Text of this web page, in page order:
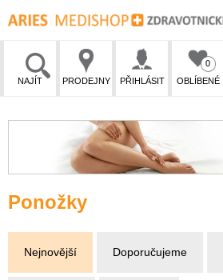
NAJÍT PRODEJNY PŘIHLÁSIT OBLÍBENÉ
0
Ponožky
Nejnovější Doporučujeme